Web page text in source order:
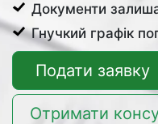
Документи
Гнучкий графік
Подати заявку
Отримати